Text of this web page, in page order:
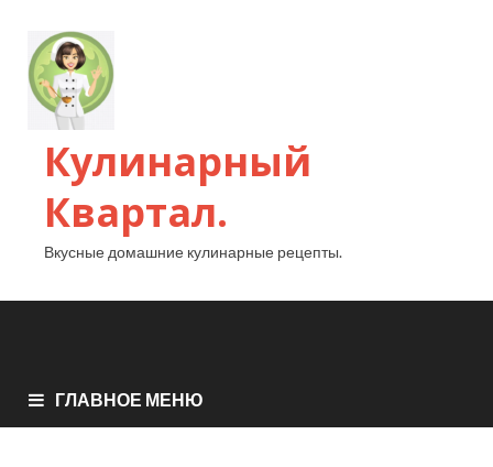
Кулинарный
Квартал.
Вкусные домашние кулинарные рецепты.
ГЛАВНОЕ МЕНЮ